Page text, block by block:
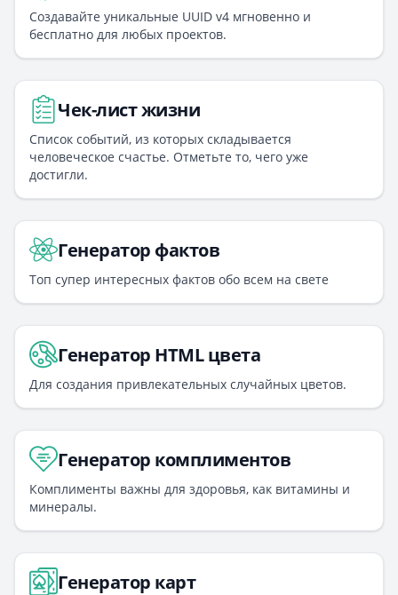
Создавайте уникальные UUID v4 мгновенно и
бесплатно для любых проектов.
Чек-лист жизни
Список событий, из которых складывается
человеческое счастье. Отметьте то, чего уже
достигли.
Генератор фактов
Топ супер интересных фактов обо всем на свете
Генератор HTML цвета
Для создания привлекательных случайных цветов.
Генератор комплиментов
Комплименты важны для здоровья, как витамины и
минералы.
Генератор карт